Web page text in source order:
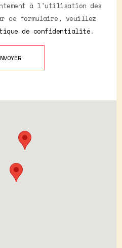
à l'utilisation des
ce formulaire, veuillez
de confidentialité.